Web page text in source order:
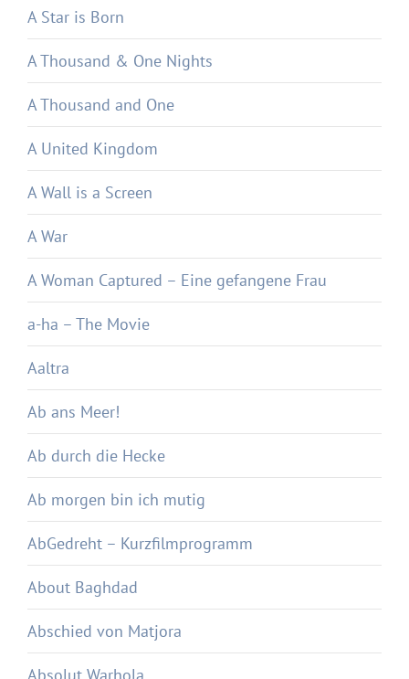
A Star is Born
A Thousand & One Nights
A Thousand and One
A United Kingdom
A Wall is a Screen
A War
A Woman Captured – Eine gefangene Frau
a-ha – The Movie
Aaltra
Ab ans Meer!
Ab durch die Hecke
Ab morgen bin ich mutig
AbGedreht – Kurzfilmprogramm
About Baghdad
Abschied von Matjora